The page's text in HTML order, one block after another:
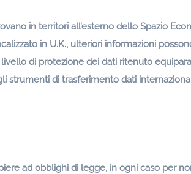
in territori all’esterno dello Spazio
in U.K., ulteriori informazioni
di protezione dei dati ritenuto
strumenti di trasferimento dati
ad obblighi di legge, in ogni caso per